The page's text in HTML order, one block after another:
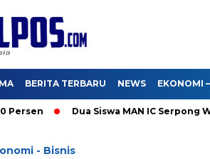
BERITA TERBARU NEWS EKONOMI
Dua Siswa MAN IC Serpong Wakili
- Bisnis